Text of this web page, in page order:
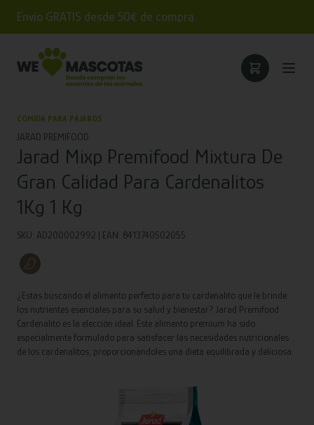
Envío GRATIS desde 50€ de compra
COMIDA PARA PÁJAROS
JARAD PREMIFOOD
Jarad Mixp Premifood Mixtura De
Gran Calidad Para Cardenalitos
1Kg 1 Kg
SKU: AD200002992 | EAN: 8413740502055
¿Estás buscando el alimento perfecto para tu cardenalito que le brinde
los nutrientes esenciales para su salud y bienestar? Jarad Premifood
Cardenalito es la elección ideal. Este alimento premium ha sido
especialmente formulado para satisfacer las necesidades nutricionales
de los cardenalitos, proporcionándoles una dieta equilibrada y deliciosa.